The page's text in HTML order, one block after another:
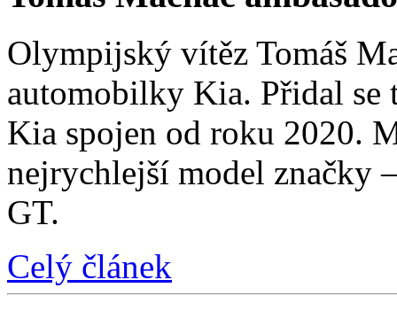
Olympijský vítěz Tomáš
automobilky Kia. Přidal se
Kia spojen od roku 2020.
nejrychlejší model značky
GT.
Celý článek